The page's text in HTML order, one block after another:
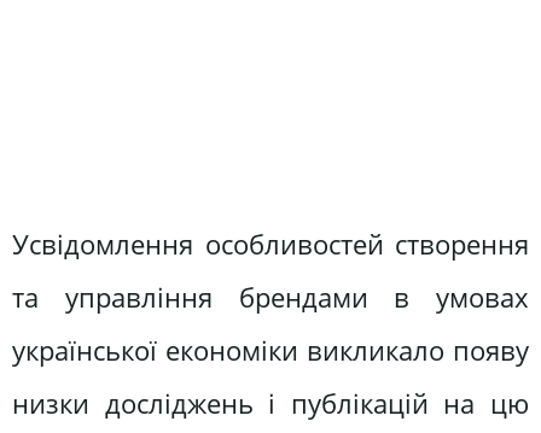
Усвідомлення особливостей створення
та управління брендами в умовах
української економіки викликало появу
низки досліджень і публікацій на цю